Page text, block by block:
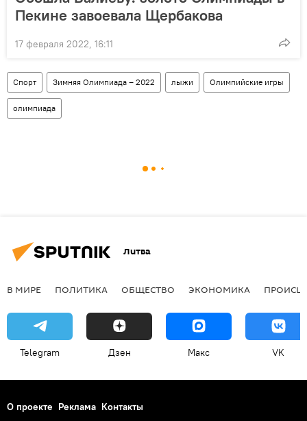
Пекине завоевала Щербакова
17 февраля 2022, 16:11
Спорт Зимняя Олимпиада – 2022 лыжи Олимпийские игры
олимпиада
Литва
В МИРЕ ПОЛИТИКА ОБЩЕСТВО ЭКОНОМИКА
Telegram Дзен Макс VK
О проекте Реклама Контакты